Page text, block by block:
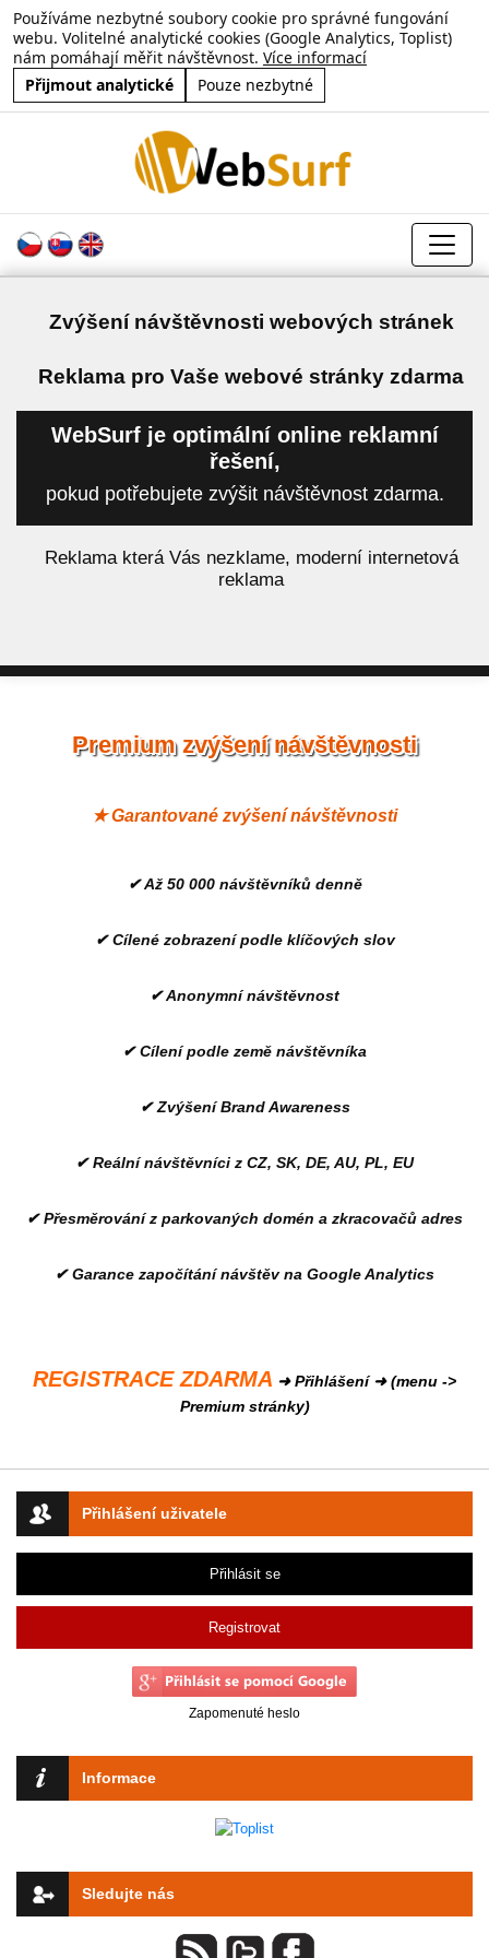
Používáme nezbytné soubory cookie pro správné fungování
webu. Volitelné analytické cookies (Google Analytics, Toplist)
nám pomáhají měřit návštěvnost. Více informací
Přijmout analytické
Pouze nezbytné
Zvýšení návštěvnosti webových stránek
Reklama pro Vaše webové stránky zdarma
WebSurf je optimální online reklamní
řešení,
pokud potřebujete zvýšit návštěvnost zdarma.
Reklama která Vás nezklame, moderní internetová
reklama
Přihlášení uživatele
Přihlásit se
Registrovat
Zapomenuté heslo
Informace
Sledujte nás
Premium zvýšení návštěvnosti
★ Garantované zvýšení návštěvnosti
✔ Až 50 000 návštěvníků denně
✔ Cílené zobrazení podle klíčových slov
✔ Anonymní návštěvnost
✔ Cílení podle země návštěvníka
✔ Zvýšení Brand Awareness
✔ Reální návštěvníci z CZ, SK, DE, AU, PL, EU
✔ Přesměrování z parkovaných domén a zkracovačů adres
✔ Garance započítání návštěv na Google Analytics
REGISTRACE ZDARMA ➜ Přihlášení ➜ (menu ->
Premium stránky)